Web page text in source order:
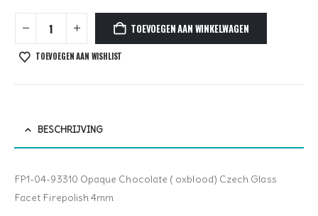
TOEVOEGEN AAN WINKELWAGEN
TOEVOEGEN AAN WISHLIST
BESCHRIJVING
FP1-04-93310 Opaque Chocolate ( oxblood) Czech Glass
Facet Firepolish 4mm